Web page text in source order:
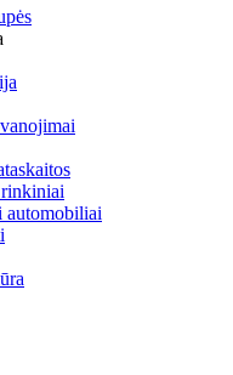
automobiliai